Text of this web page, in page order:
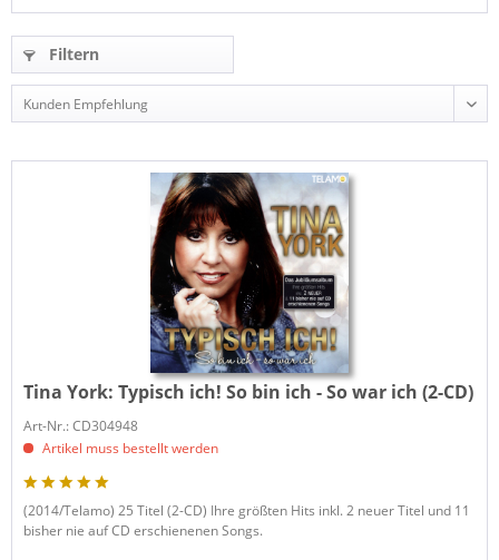
Filtern
Tina York:Typisch ich! So bin ich - So war ich (2-CD)
Art-Nr.: CD304948
Artikel muss bestellt werden
(2014/Telamo) 25 Titel (2-CD) Ihre größten Hits inkl. 2 neuer Titel und 11
bisher nie auf CD erschienenen Songs.